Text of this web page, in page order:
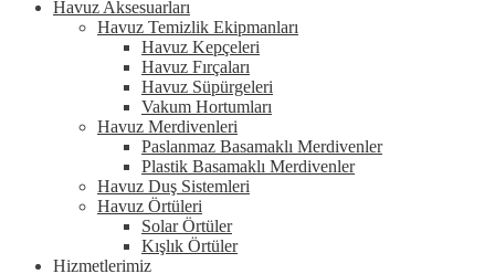
Havuz Aksesuarları
Havuz Temizlik Ekipmanları
Havuz Kepçeleri
Havuz Fırçaları
Havuz Süpürgeleri
Vakum Hortumları
Havuz Merdivenleri
Paslanmaz Basamaklı Merdivenler
Plastik Basamaklı Merdivenler
Havuz Duş Sistemleri
Havuz Örtüleri
Solar Örtüler
Kışlık Örtüler
Hizmetlerimiz